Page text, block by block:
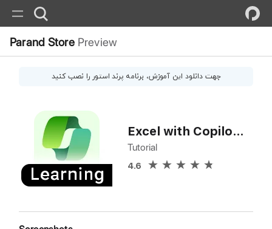
Parand Store Preview
جهت دانلود این آموزش، برنامه پرند استور را نصب کنید
Excel with Copilot AI Data Analysis
Tutorial
4.6